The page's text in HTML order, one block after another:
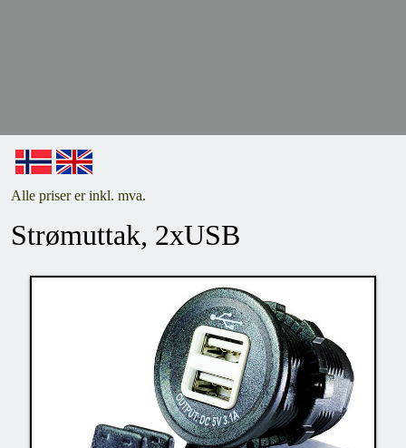
Alle priser er inkl. mva.
Strømuttak, 2xUSB